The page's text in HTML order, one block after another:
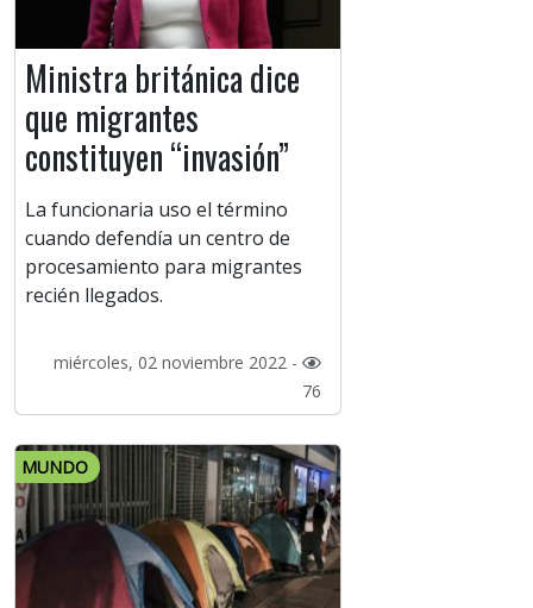
Ministra británica dice
que migrantes
constituyen “invasión”
La funcionaria uso el término
cuando defendía un centro de
procesamiento para migrantes
recién llegados.
miércoles, 02 noviembre 2022 -
76
MUNDO